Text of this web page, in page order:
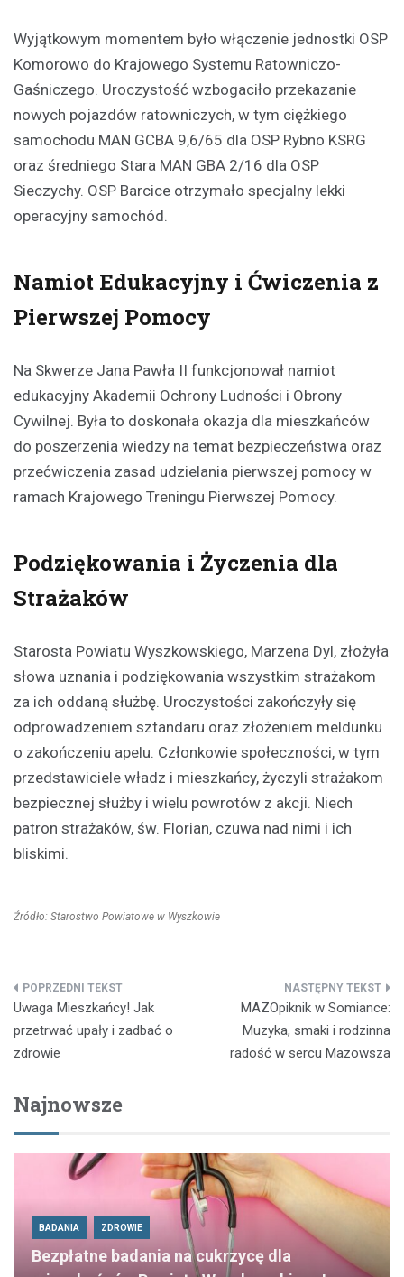
Wyjątkowym momentem było włączenie jednostki OSP
Komorowo do Krajowego Systemu Ratowniczo-
Gaśniczego. Uroczystość wzbogaciło przekazanie
nowych pojazdów ratowniczych, w tym ciężkiego
samochodu MAN GCBA 9,6/65 dla OSP Rybno KSRG
oraz średniego Stara MAN GBA 2/16 dla OSP
Sieczychy. OSP Barcice otrzymało specjalny lekki
operacyjny samochód.
Namiot Edukacyjny i Ćwiczenia z
Pierwszej Pomocy
Na Skwerze Jana Pawła II funkcjonował namiot
edukacyjny Akademii Ochrony Ludności i Obrony
Cywilnej. Była to doskonała okazja dla mieszkańców
do poszerzenia wiedzy na temat bezpieczeństwa oraz
przećwiczenia zasad udzielania pierwszej pomocy w
ramach Krajowego Treningu Pierwszej Pomocy.
Podziękowania i Życzenia dla
Strażaków
Starosta Powiatu Wyszkowskiego, Marzena Dyl, złożyła
słowa uznania i podziękowania wszystkim strażakom
za ich oddaną służbę. Uroczystości zakończyły się
odprowadzeniem sztandaru oraz złożeniem meldunku
o zakończeniu apelu. Członkowie społeczności, w tym
przedstawiciele władz i mieszkańcy, życzyli strażakom
bezpiecznej służby i wielu powrotów z akcji. Niech
patron strażaków, św. Florian, czuwa nad nimi i ich
bliskimi.
Źródło: Starostwo Powiatowe w Wyszkowie
Nawigacja
wpisu
Uwaga Mieszkańcy! Jak
przetrwać upały i zadbać o
zdrowie
MAZOpiknik w Somiance:
Muzyka, smaki i rodzinna
radość w sercu Mazowsza
Najnowsze
BADANIA ZDROWIE
Bezpłatne badania na cukrzycę dla